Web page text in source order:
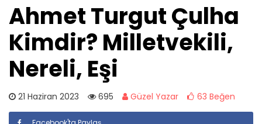
Ahmet Turgut Çulha
Kimdir? Milletvekili,
Nereli, Eşi
21 Haziran 2023 695 Güzel Yazar 63 Beğen